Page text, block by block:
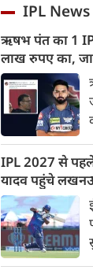
IPL News
ऋषभ पंत का 1
लाख रुपए का,
IPL 2027 से
यादव पहुंचे